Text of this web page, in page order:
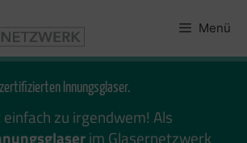
Menü
Innungsglaser.
einfach zu irgendwem! Als
im Glasernetzwerk